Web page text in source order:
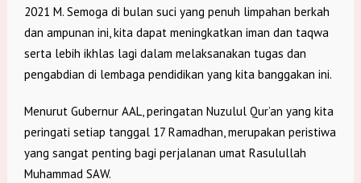
2021 M. Semoga di bulan suci yang penuh limpahan berkah
dan ampunan ini, kita dapat meningkatkan iman dan taqwa
serta lebih ikhlas lagi dalam melaksanakan tugas dan
pengabdian di lembaga pendidikan yang kita banggakan ini.
Menurut Gubernur AAL, peringatan Nuzulul Qur’an yang kita
peringati setiap tanggal 17 Ramadhan, merupakan peristiwa
yang sangat penting bagi perjalanan umat Rasulullah
Muhammad SAW.